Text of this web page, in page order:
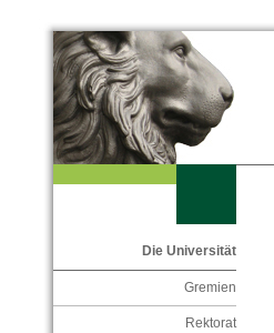
Die Universität
Gremien
Rektorat